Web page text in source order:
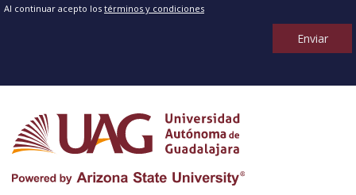
Al continuar acepto los términos y condiciones
Enviar